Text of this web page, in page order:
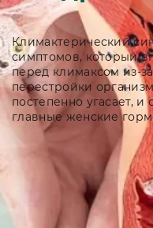
Климактерический
симптомов, который
перед климаксом из-
перестройки
постепенно угасает,
главные женские